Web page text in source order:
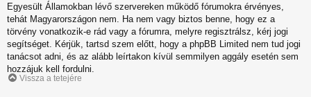
Egyesült Államokban lévő szervereken működő fórumokra érvényes,
tehát Magyarországon nem. Ha nem vagy biztos benne, hogy ez a
törvény vonatkozik-e rád vagy a fórumra, melyre regisztrálsz, kérj jogi
segítséget. Kérjük, tartsd szem előtt, hogy a phpBB Limited nem tud jogi
tanácsot adni, és az alább leírtakon kívül semmilyen aggály esetén sem
hozzájuk kell fordulni.
Vissza a tetejére